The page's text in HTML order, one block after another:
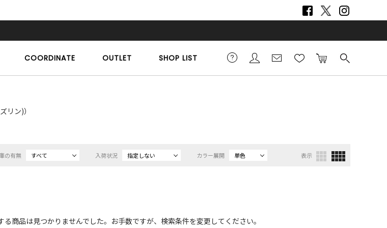
COORDINATE OUTLET SHOP LIST
リン)）
の有無 すべて 入荷状況 指定しない カラー展開 単色 表示
る商品は見つかりませんでした。お手数ですが、検索条件を変更してください。